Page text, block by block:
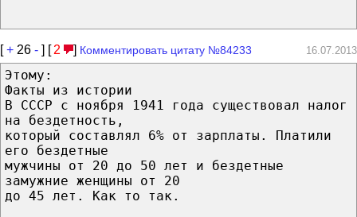
[+ 26 - ] [ 2 ] Комментировать цитату №84233 16.07.2013
Этому:
Факты из истории
В СССР с ноября 1941 года существовал налог
на бездетность,
который составлял 6% от зарплаты. Платили
его бездетные
мужчины от 20 до 50 лет и бездетные
замужние женщины от 20
до 45 лет. Как то так.